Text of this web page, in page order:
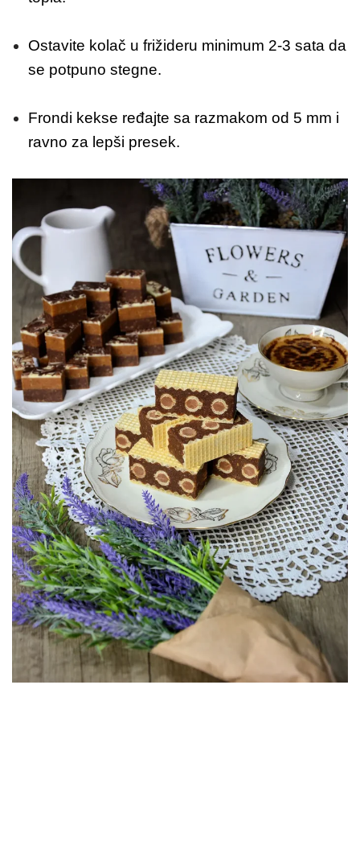
Ostavite kolač u frižideru minimum 2-3 sata da
se potpuno stegne.
Frondi kekse ređajte sa razmakom od 5 mm i
ravno za lepši presek.